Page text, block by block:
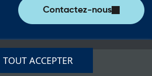
TOUT ACCEPTER
Contactez-nous